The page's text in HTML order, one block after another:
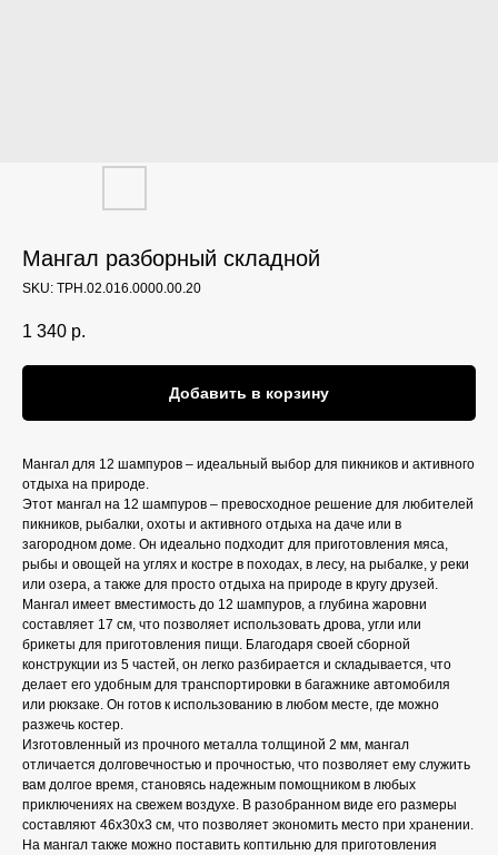
Мангал разборный складной
SKU: ТРН.02.016.0000.00.20
1 340 р.
Добавить в корзину
Мангал для 12 шампуров – идеальный выбор для пикников и активного
отдыха на природе.
Этот мангал на 12 шампуров – превосходное решение для любителей
пикников, рыбалки, охоты и активного отдыха на даче или в
загородном доме. Он идеально подходит для приготовления мяса,
рыбы и овощей на углях и костре в походах, в лесу, на рыбалке, у реки
или озера, а также для просто отдыха на природе в кругу друзей.
Мангал имеет вместимость до 12 шампуров, а глубина жаровни
составляет 17 см, что позволяет использовать дрова, угли или
брикеты для приготовления пищи. Благодаря своей сборной
конструкции из 5 частей, он легко разбирается и складывается, что
делает его удобным для транспортировки в багажнике автомобиля
или рюкзаке. Он готов к использованию в любом месте, где можно
разжечь костер.
Изготовленный из прочного металла толщиной 2 мм, мангал
отличается долговечностью и прочностью, что позволяет ему служить
вам долгое время, становясь надежным помощником в любых
приключениях на свежем воздухе. В разобранном виде его размеры
составляют 46х30х3 см, что позволяет экономить место при хранении.
На мангал также можно поставить коптильню для приготовления